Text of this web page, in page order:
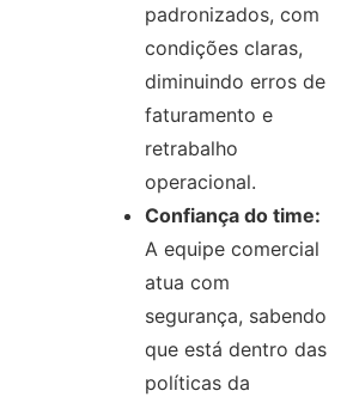
padronizados, com
condições claras,
diminuindo erros de
faturamento e
retrabalho
operacional.
Confiança do time:
A equipe comercial
atua com
segurança, sabendo
que está dentro das
políticas da